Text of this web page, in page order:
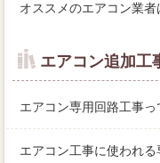
オススメのエアコン業者
エアコン追加工
エアコン専用回路工事っ
エアコン工事に使われる